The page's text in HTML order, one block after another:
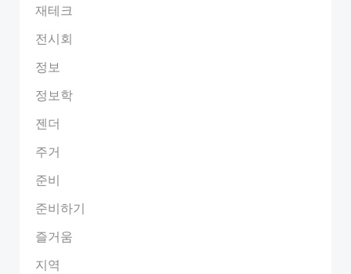
재테크
전시회
정보
정보학
젠더
주거
준비
준비하기
즐거움
지역